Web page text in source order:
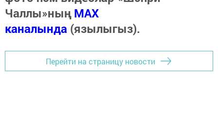
Чаллы»ныңMAX
каналында (язылыгыз).
Перейти на страницу новости